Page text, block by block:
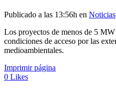
Publicado a las 13:56h en Noticias
Los proyectos de menos de 5
condiciones de acceso por las
medioambientales.
Imprimir página
0 Likes